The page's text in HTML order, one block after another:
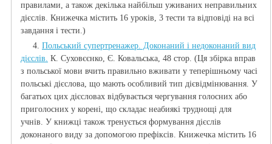
правилами, а також декілька найбільш уживаних неправильних
дієслів. Книжечка містить 16 уроків, 3 тести та відповіді на всі
завдання і тести.)
4. Польський супертренажер. Доконаний і недоконаний вид
дієслів. К. Суховєєнко, Є. Ковальська, 48 стор. (Ця збірка вправ
з польської мови вчить правильно вживати у теперішньому часі
польські дієслова, що мають особливий тип дієвідмінювання. У
багатьох цих дієсловах відбувається чергування голосних або
приголосних у корені, що складає неабиякі труднощі для
учнів. У книжці також тренується формування дієслів
доконаного виду за допомогою префіксів. Книжечка містить 16